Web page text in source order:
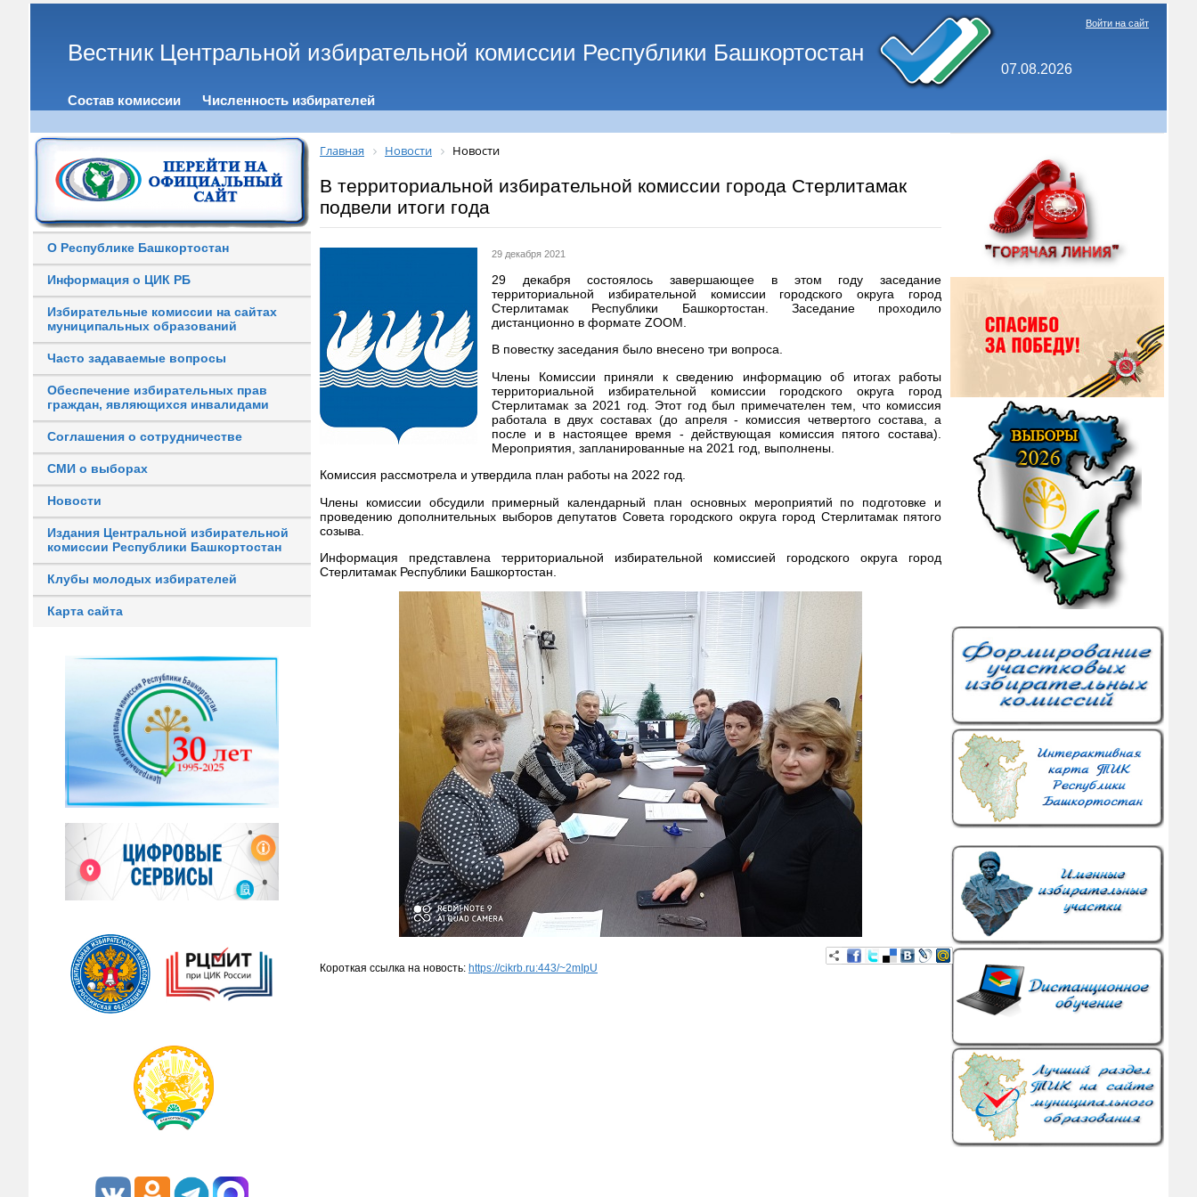
Вестник Центральной избирательной комиссии Республики Башкортостан
07.08.2026
Войти на сайт
Состав комиссии Численность избирателей
О Республике Башкортостан
Информация о ЦИК РБ
Избирательные комиссии на сайтах
муниципальных образований
Часто задаваемые вопросы
Обеспечение избирательных прав
граждан, являющихся инвалидами
Соглашения о сотрудничестве
СМИ о выборах
Новости
Издания Центральной избирательной
комиссии Республики Башкортостан
Клубы молодых избирателей
Карта сайта
Главная Новости Новости
В территориальной избирательной комиссии города Стерлитамак
подвели итоги года
29 декабря 2021
29 декабря состоялось завершающее в этом году заседание
территориальной избирательной комиссии городского округа город
Стерлитамак Республики Башкортостан. Заседание проходило
дистанционно в формате ZOOM.
В повестку заседания было внесено три вопроса.
Члены Комиссии приняли к сведению информацию об итогах работы
территориальной избирательной комиссии городского округа город
Стерлитамак за 2021 год. Этот год был примечателен тем, что комиссия
работала в двух составах (до апреля - комиссия четвертого состава, а
после и в настоящее время - действующая комиссия пятого состава).
Мероприятия, запланированные на 2021 год, выполнены.
Комиссия рассмотрела и утвердила план работы на 2022 год.
Члены комиссии обсудили примерный календарный план основных мероприятий по подготовке и
проведению дополнительных выборов депутатов Совета городского округа город Стерлитамак пятого
созыва.
Информация представлена территориальной избирательной комиссией городского округа город
Стерлитамак Республики Башкортостан.
Короткая ссылка на новость: https://cikrb.ru:443/~2mIpU